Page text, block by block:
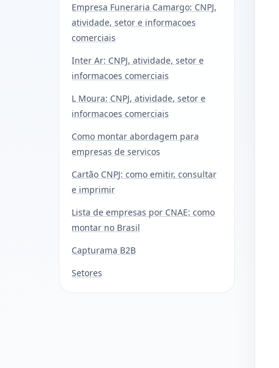
Empresa Funeraria Camargo: CNPJ,
atividade, setor e informacoes
comerciais
Inter Ar: CNPJ, atividade, setor e
informacoes comerciais
L Moura: CNPJ, atividade, setor e
informacoes comerciais
Como montar abordagem para
empresas de servicos
Cartão CNPJ: como emitir, consultar
e imprimir
Lista de empresas por CNAE: como
montar no Brasil
Capturama B2B
Setores